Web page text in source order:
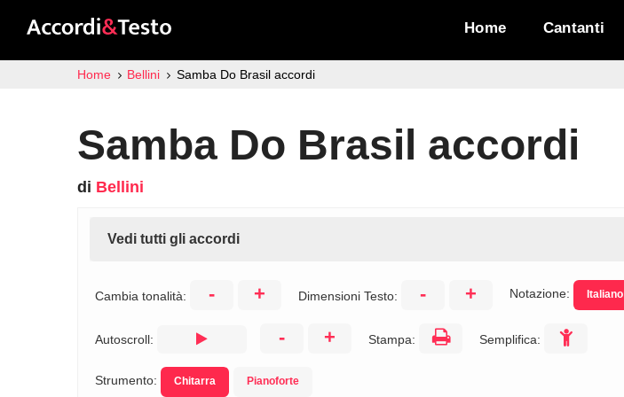
Home Cantanti
Home Bellini Samba Do Brasil accordi
Samba Do Brasil accordi
di Bellini
Vedi tutti gli accordi
Cambia tonalità: - + Dimensioni Testo: - + Notazione: Italiano
Autoscroll: - + Stampa: Semplifica:
Strumento: Chitarra Pianoforte